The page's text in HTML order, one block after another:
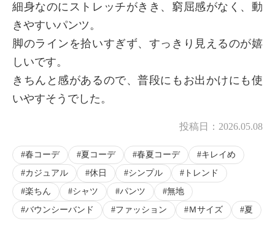
細身なのにストレッチがきき、窮屈感がなく、動
きやすいパンツ。
脚のラインを拾いすぎず、すっきり見えるのが嬉
しいです。
きちんと感があるので、普段にもお出かけにも使
いやすそうでした。
投稿日： 2026.05.08
春コーデ 夏コーデ 春夏コーデ
キレイめ
カジュアル
休日 シンプル
トレンド
楽ちん
シャツ パンツ
無地
バウンシーバンド
ファッション Ｍサイズ 夏